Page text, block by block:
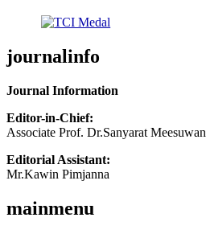
journalinfo
Journal Information
Editor-in-Chief:
Associate Prof. Dr.Sanyarat Meesuwan
Editorial Assistant:
Mr.Kawin Pimjanna
mainmenu